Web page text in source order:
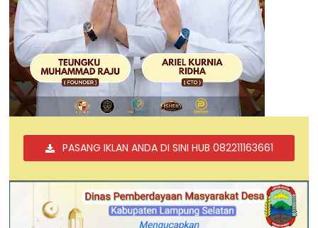
PASANG IKLAN ANDA DI SINI HUB 082211163661